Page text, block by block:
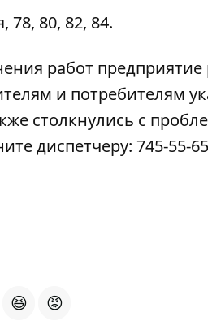
78, 80, 82, 84.
работ
и потребителям
столкнулись с
диспетчеру: 745-55-
😆 😡